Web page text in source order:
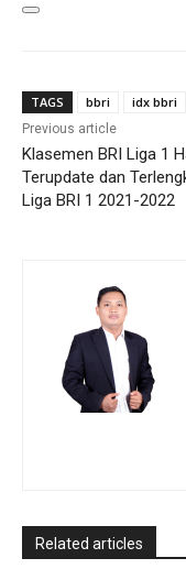
TAGS bbri idx bbri
Previous article
Klasemen BRI Liga 1
Terupdate dan
Liga BRI 1 2021-2022
Related articles